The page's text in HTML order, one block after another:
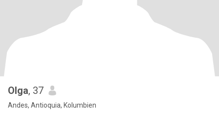
Olga, 37
Andes, Antioquia, Kolumbien